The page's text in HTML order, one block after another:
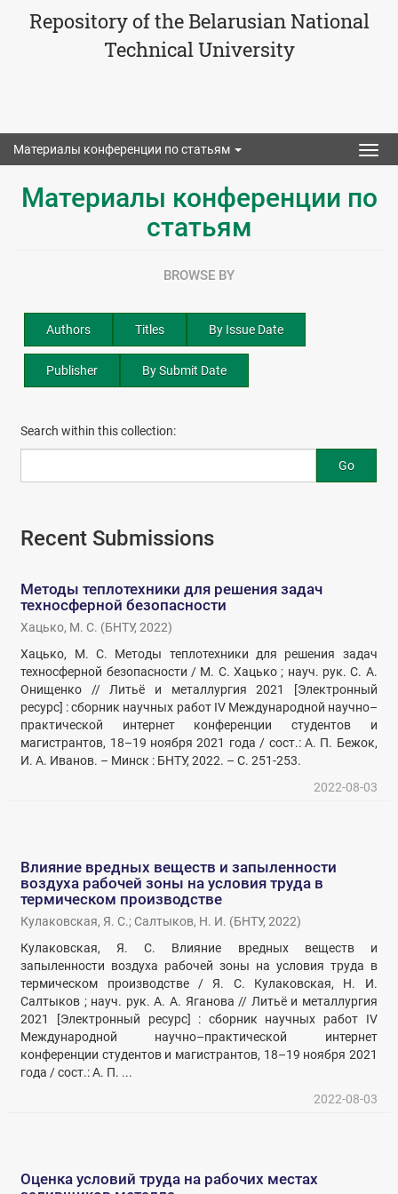
Repository of the Belarusian National
Technical University
Материалы конференции по статьям
Материалы конференции по
статьям
BROWSE BY
Authors Titles By Issue Date
Publisher By Submit Date
Search within this collection:
Go
Recent Submissions
Методы теплотехники для решения задач
техносферной безопасности
Хацько, М. С. (БНТУ,2022)
Хацько, М. С. Методы теплотехники для решения задач
техносферной безопасности / М. С. Хацько ; науч. рук. С. А.
Онищенко // Литьё и металлургия 2021 [Электронный
ресурс] : сборник научных работ IV Международной научно–
практической интернет конференции студентов и
магистрантов, 18–19 ноября 2021 года / сост.: А. П. Бежок,
И. А. Иванов. – Минск : БНТУ, 2022. – С. 251-253.
2022-08-03
Влияние вредных веществ и запыленности
воздуха рабочей зоны на условия труда в
термическом производстве
Кулаковская, Я. С.; Салтыков, Н. И. (БНТУ,2022)
Кулаковская, Я. С. Влияние вредных веществ и
запыленности воздуха рабочей зоны на условия труда в
термическом производстве / Я. С. Кулаковская, Н. И.
Салтыков ; науч. рук. А. А. Яганова // Литьё и металлургия
2021 [Электронный ресурс] : сборник научных работ IV
Международной научно–практической интернет
конференции студентов и магистрантов, 18–19 ноября 2021
года / сост.: А. П. ...
2022-08-03
Оценка условий труда на рабочих местах